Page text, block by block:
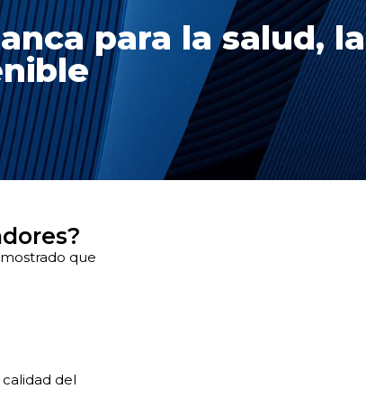
para la salud, la
que
del